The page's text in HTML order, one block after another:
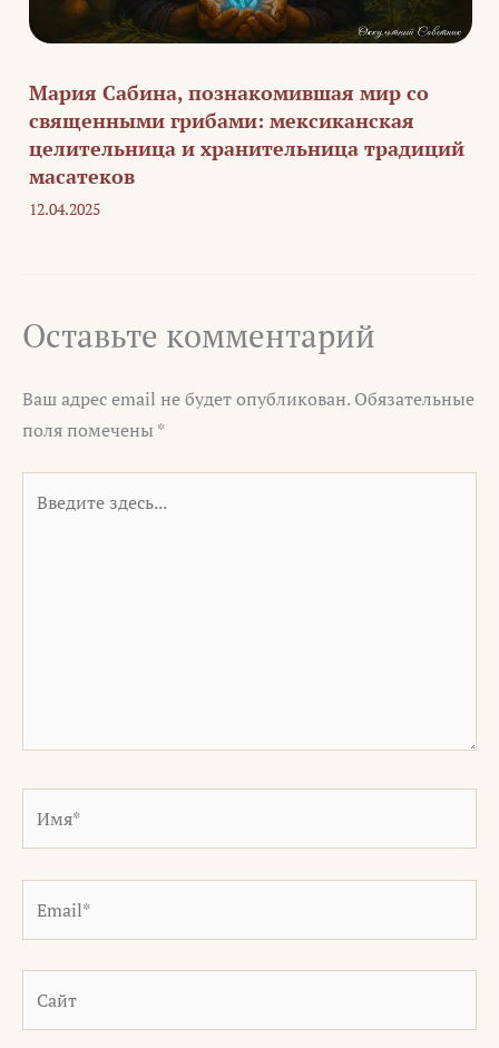
Мария Сабина, познакомившая мир со
священными грибами: мексиканская
целительница и хранительница традиций
масатеков
12.04.2025
Оставьте комментарий
Ваш адрес email не будет опубликован. Обязательные
поля помечены *
здесь...